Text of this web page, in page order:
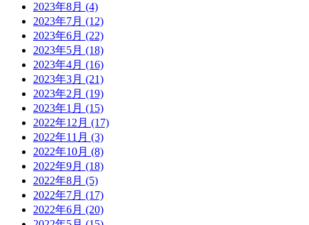
2023年8月 (4)
2023年7月 (12)
2023年6月 (22)
2023年5月 (18)
2023年4月 (16)
2023年3月 (21)
2023年2月 (19)
2023年1月 (15)
2022年12月 (17)
2022年11月 (3)
2022年10月 (8)
2022年9月 (18)
2022年8月 (5)
2022年7月 (17)
2022年6月 (20)